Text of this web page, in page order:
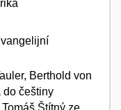
Berthold von
do češtiny
Štítný ze